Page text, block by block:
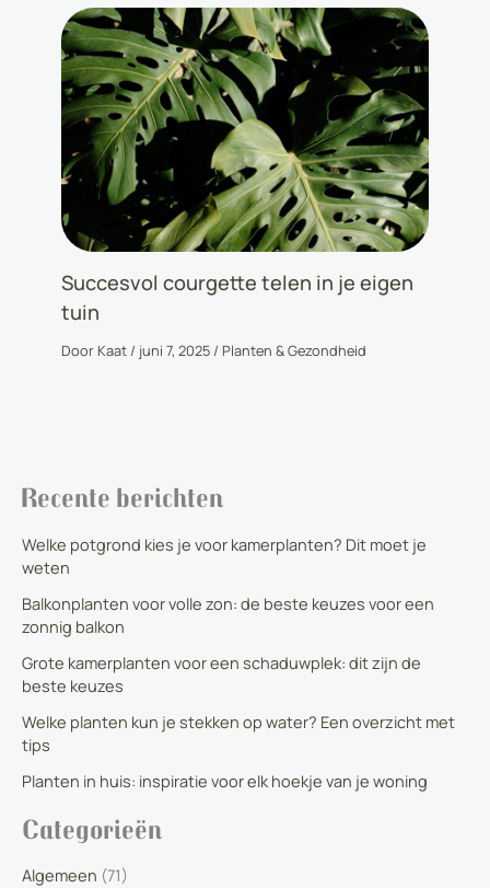
Succesvol courgette telen in je eigen
tuin
Door Kaat / juni 7, 2025 / Planten & Gezondheid
Recente berichten
Welke potgrond kies je voor kamerplanten? Dit moet je
weten
Balkonplanten voor volle zon: de beste keuzes voor een
zonnig balkon
Grote kamerplanten voor een schaduwplek: dit zijn de
beste keuzes
Welke planten kun je stekken op water? Een overzicht met
tips
Planten in huis: inspiratie voor elk hoekje van je woning
Categorieën
Algemeen (71)